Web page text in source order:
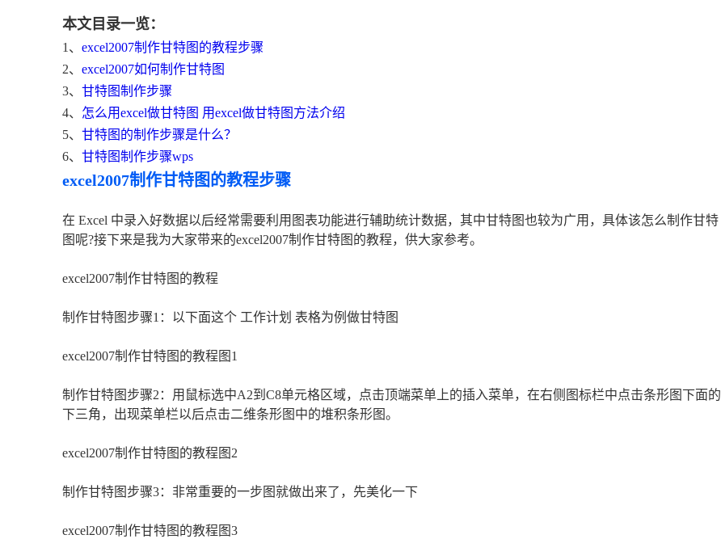
本文目录一览：
1、 excel2007制作甘特图的教程步骤
2、 excel2007如何制作甘特图
3、 甘特图制作步骤
4、 怎么用excel做甘特图 用excel做甘特图方法介绍
5、 甘特图的制作步骤是什么？
6、 甘特图制作步骤wps
excel2007制作甘特图的教程步骤
在 Excel 中录入好数据以后经常需要利用图表功能进行辅助统计数据，其中甘特图也较为广用，具体该怎么制作甘特
图呢?接下来是我为大家带来的excel2007制作甘特图的教程，供大家参考。
excel2007制作甘特图的教程
制作甘特图步骤1：以下面这个 工作计划 表格为例做甘特图
excel2007制作甘特图的教程图1
制作甘特图步骤2：用鼠标选中A2到C8单元格区域，点击顶端菜单上的插入菜单，在右侧图标栏中点击条形图下面的
下三角，出现菜单栏以后点击二维条形图中的堆积条形图。
excel2007制作甘特图的教程图2
制作甘特图步骤3：非常重要的一步图就做出来了，先美化一下
excel2007制作甘特图的教程图3